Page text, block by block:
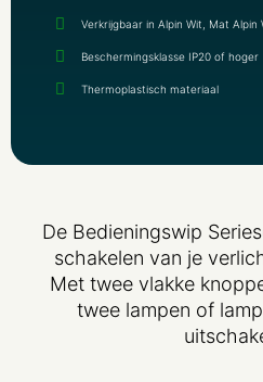
Verkrijgbaar in Alpin Wit, Mat Alpin
Beschermingsklasse IP20 of hoger
Thermoplastisch materiaal
De Bedieningswip
schakelen van je
Met twee vlakke
twee lampen of